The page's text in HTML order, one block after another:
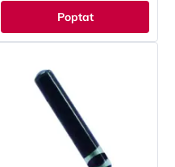
KIA, MAZDA, MITSUBISHI,
NISSAN, PEUGEOT, RENAULT,
YAMAHA
Poptat